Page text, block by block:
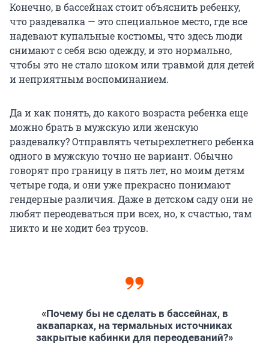
Конечно, в бассейнах стоит объяснить ребенку,
что раздевалка — это специальное место, где все
надевают купальные костюмы, что здесь люди
снимают с себя всю одежду, и это нормально,
чтобы это не стало шоком или травмой для детей
и неприятным воспоминанием.
Да и как понять, до какого возраста ребенка еще
можно брать в мужскую или женскую
раздевалку? Отправлять четырехлетнего ребенка
одного в мужскую точно не вариант. Обычно
говорят про границу в пять лет, но моим детям
четыре года, и они уже прекрасно понимают
гендерные различия. Даже в детском саду они не
любят переодеваться при всех, но, к счастью, там
никто и не ходит без трусов.
«Почему бы не сделать в бассейнах, в
аквапарках, на термальных источниках
закрытые кабинки для переодеваний?»